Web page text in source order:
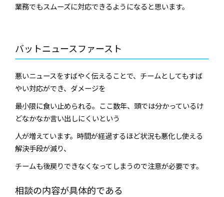
業務でもスムーズに対応できるようになると思います。
バットニュースファースト
悪いニュースをすばやく伝えることで、チームとしてもすば
やい対応ができ、ダメージを
最小限に食い止められる。ここ数年、頭では分かっているけ
どなかなか言い出しにくいという
人が増えています。時間が経過するほど状況も悪化し使える
解決手段が減り、
チームも後戻りできなくなってしまうので注意が必要です。
相談の内容が具体的である